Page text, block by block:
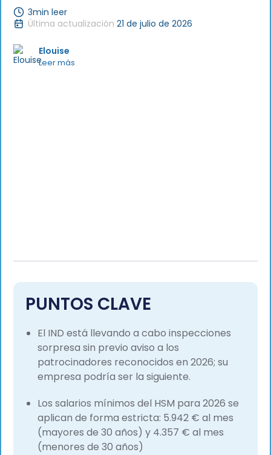
3min leer
Última actualización 21 de julio de 2026
Elouise
Leer más
PUNTOS CLAVE
El IND está llevando a cabo inspecciones
sorpresa sin previo aviso a los
patrocinadores reconocidos en 2026; su
empresa podría ser la siguiente.
Los salarios mínimos del HSM para 2026 se
aplican de forma estricta: 5.942 € al mes
(mayores de 30 años) y 4.357 € al mes
(menores de 30 años)